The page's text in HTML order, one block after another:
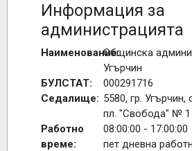
Информация за
администрацията
Наименование:Общинска
Угърчин
БУЛСТАТ:
000291716
Седалище: 5580, гр.
пл. "Свобода" № 1
Работно
време:
08:00:00 - 17:00:00
пет дневна